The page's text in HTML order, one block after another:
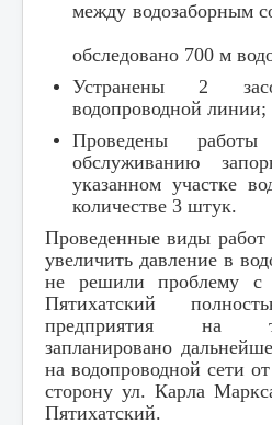
между
х.
обследовано 700 м
Устранены 2
водопроводной линии;
Проведены
обслуживанию
указанном участке
количестве 3 штук.
Проведенные виды работ
увеличить давление в
не решили проблему с
Пятихатский
предприятия на
запланировано
на водопроводной сети
сторону ул. Карла
Пятихатский.